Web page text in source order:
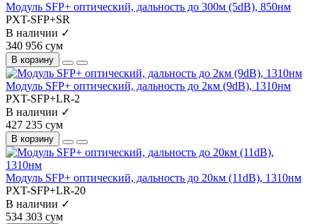
Модуль SFP+ оптический, дальность до 300м (5dB), 850нм
PXT-SFP+SR
В наличии ✓
340 956 сум
В корзину
Модуль SFP+ оптический, дальность до 2км (9dB), 1310нм
PXT-SFP+LR-2
В наличии ✓
427 235 сум
В корзину
Модуль SFP+ оптический, дальность до 20км (11dB), 1310нм
PXT-SFP+LR-20
В наличии ✓
534 303 сум